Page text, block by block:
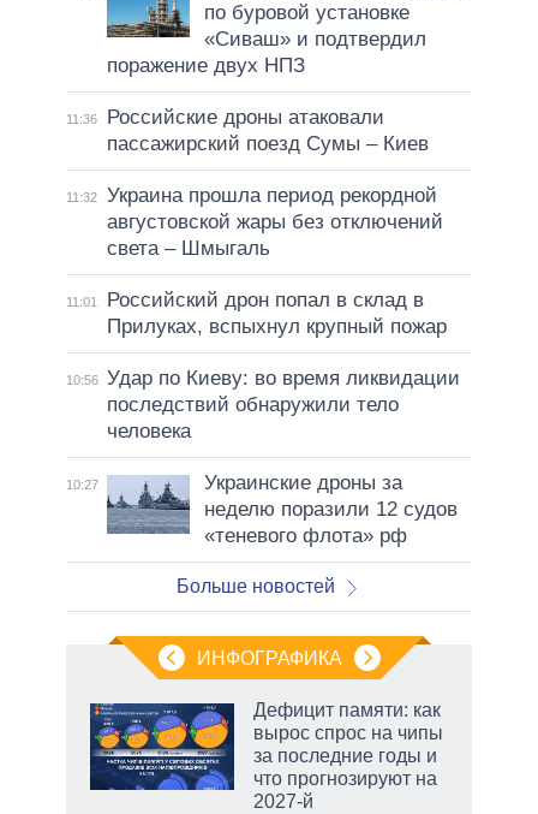
по буровой установке
«Сиваш» и подтвердил
поражение двух НПЗ
11:36
Российские дроны атаковали
пассажирский поезд Сумы – Киев
11:32
Украина прошла период рекордной
августовской жары без отключений
света – Шмыгаль
11:01
Российский дрон попал в склад в
Прилуках, вспыхнул крупный пожар
10:56 Удар по Киеву: во время ликвидации
последствий обнаружили тело
человека
10:27
Украинские дроны за
неделю поразили 12 судов
«теневого флота» рф
Больше новостей
ИНФОГРАФИКА
Дефицит памяти: как
вырос спрос на чипы
за последние годы и
что прогнозируют на
2027-й